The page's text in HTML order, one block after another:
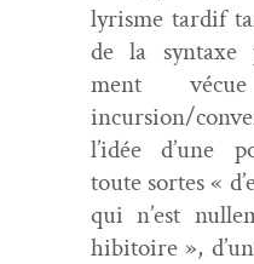
lyrisme tardif
de la syn­taxe
ment
incursion/
l’idée d’une
toute sortes «
qui n’est
hibitoire »,